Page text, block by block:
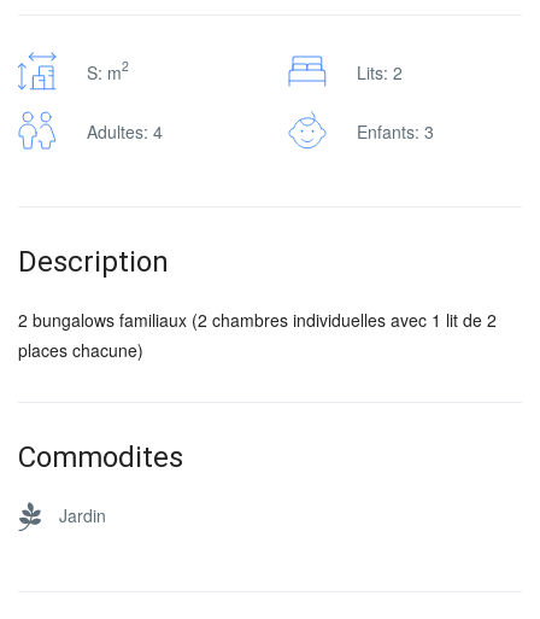
S: m2 Lits: 2
Adultes: 4 Enfants: 3
Description
2 bungalows familiaux (2 chambres individuelles avec 1 lit de 2
places chacune)
Commodites
Jardin